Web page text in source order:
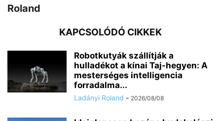
Roland
KAPCSOLÓDÓ CIKKEK
Robotkutyák szállítják a
hulladékot a kínai Taj-hegyen: A
mesterséges intelligencia
forradalma...
Ladányi Roland - 2026/08/08